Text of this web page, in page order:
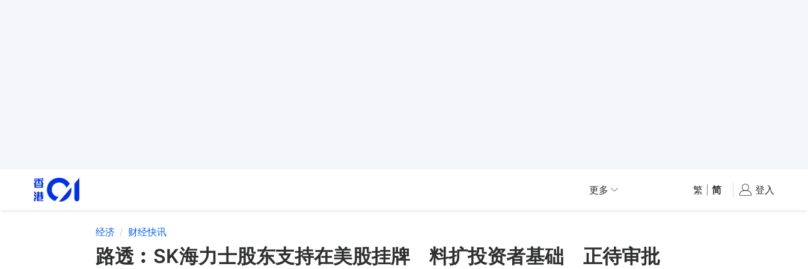
更多 繁 简 登入
经济 财经快讯
路透︰SK海力士股东支持在美股挂牌 料扩投资者基础 正待审批